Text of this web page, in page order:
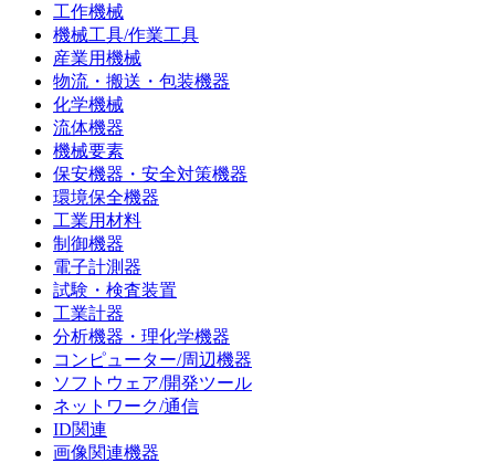
工作機械
機械工具/作業工具
産業用機械
物流・搬送・包装機器
化学機械
流体機器
機械要素
保安機器・安全対策機器
環境保全機器
工業用材料
制御機器
電子計測器
試験・検査装置
工業計器
分析機器・理化学機器
コンピューター/周辺機器
ソフトウェア/開発ツール
ネットワーク/通信
ID関連
画像関連機器